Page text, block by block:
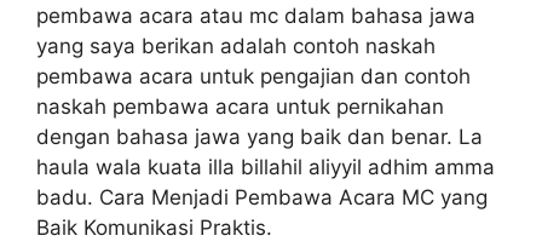
pembawa acara atau mc dalam bahasa jawa
yang saya berikan adalah contoh naskah
pembawa acara untuk pengajian dan contoh
naskah pembawa acara untuk pernikahan
dengan bahasa jawa yang baik dan benar. La
haula wala kuata illa billahil aliyyil adhim amma
badu. Cara Menjadi Pembawa Acara MC yang
Baik Komunikasi Praktis.